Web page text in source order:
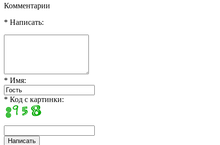
Комментарии
* Написать:
* Имя:
* Код с картинки: